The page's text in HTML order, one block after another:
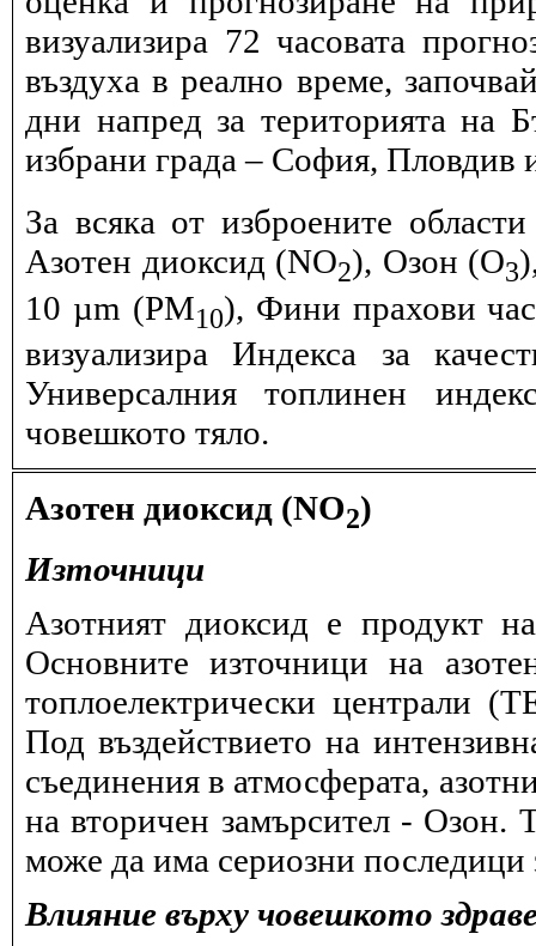
визуализира 72 часовата
въздуха в реално време,
дни напред за територията на
избрани града – София, Пловдив
За всяка от изброените
Азотен диоксид (NO2), Озон (O3
10 µm (PM10), Фини прахови
визуализира Индекса за
Универсалния топлинен
човешкото тяло.
Азотен диоксид (NO2)
Източници
Азотният диоксид е продукт
Основните източници на
топлоелектрически централи
Под въздействието на
съединения в атмосферата,
на вторичен замърсител - Озон.
може да има сериозни последици
Влияние върху човешкото